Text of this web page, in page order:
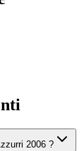
2006 ?